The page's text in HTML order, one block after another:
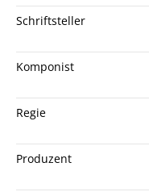
Schriftsteller
Komponist
Regie
Produzent